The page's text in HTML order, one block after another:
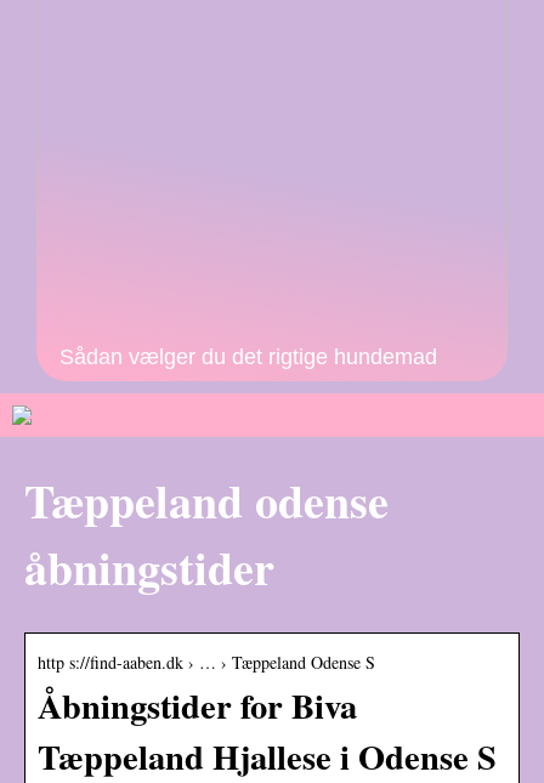
Sådan vælger du det rigtige hundemad
Tæppeland odense
åbningstider
http s://find-aaben.dk › … › Tæppeland Odense S
Åbningstider for Biva
Tæppeland Hjallese i Odense S